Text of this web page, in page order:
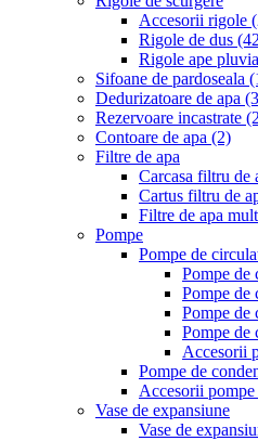
Accesorii rigole
Rigole de dus
Rigole ape
Sifoane de pardoseala
Dedurizatoare de apa
Rezervoare incastrate
Contoare de apa (2)
Filtre de apa
Carcasa filtru de
Cartus filtru de
Filtre de apa
Pompe
Pompe de
Pompe de
Pompe de
Pompe de
Pompe de
Accesorii
Pompe de
Accesorii pompe
Vase de expansiune
Vase de